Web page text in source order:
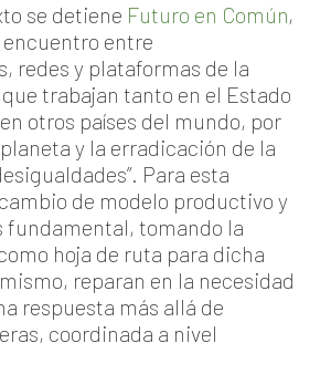
se detiene Futuro en Común,
encuentro entre
redes y plataformas de la
trabajan tanto en el Estado
otros países del mundo, por
y la erradicación de la
Para esta
de modelo productivo y
fundamental, tomando la
hoja de ruta para dicha
reparan en la necesidad
respuesta más allá de
coordinada a nivel